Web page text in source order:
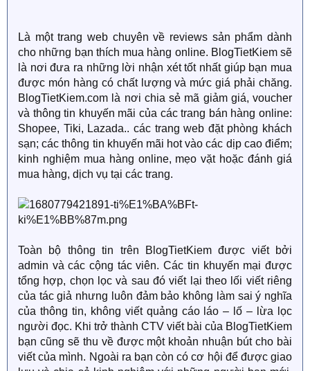
Là một trang web chuyên về reviews sản phẩm dành
cho những bạn thích mua hàng online. BlogTietKiem sẽ
là nơi đưa ra những lời nhận xét tốt nhất giúp bạn mua
được món hàng có chất lượng và mức giá phải chăng.
BlogTietKiem.com là nơi chia sẻ mã giảm giá, voucher
và thông tin khuyến mãi của các trang bán hàng online:
Shopee, Tiki, Lazada.. các trang web đặt phòng khách
sạn; các thông tin khuyến mãi hot vào các dịp cao điểm;
kinh nghiệm mua hàng online, mẹo vặt hoặc đánh giá
mua hàng, dịch vụ tại các trang.
Toàn bộ thông tin trên BlogTietKiem được viết bởi
admin và các cộng tác viên. Các tin khuyến mại được
tổng hợp, chọn lọc và sau đó viết lại theo lối viết riêng
của tác giả nhưng luôn đảm bảo không làm sai ý nghĩa
của thông tin, không viết quảng cáo láo – lố – lừa lọc
người đọc. Khi trở thành CTV viết bài của BlogTietKiem
bạn cũng sẽ thu về được một khoản nhuận bút cho bài
viết của mình. Ngoài ra bạn còn có cơ hội để được giao